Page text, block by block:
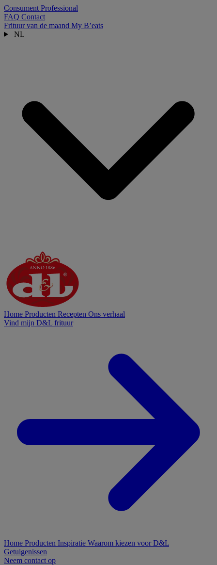
Consument Professional
FAQ Contact
Frituur van de maand My B’eats
NL
Home Producten Recepten Ons verhaal
Vind mijn D&L frituur
Home Producten Inspiratie Waarom kiezen voor D&L
Getuigenissen
Neem contact op